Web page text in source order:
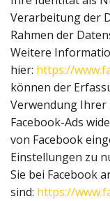
Verarbeitung der
Rahmen der
Weitere
hier: https://
können der
Verwendung
Facebook-Ads
von Facebook
Einstellungen zu
Sie bei Facebook
sind: https://